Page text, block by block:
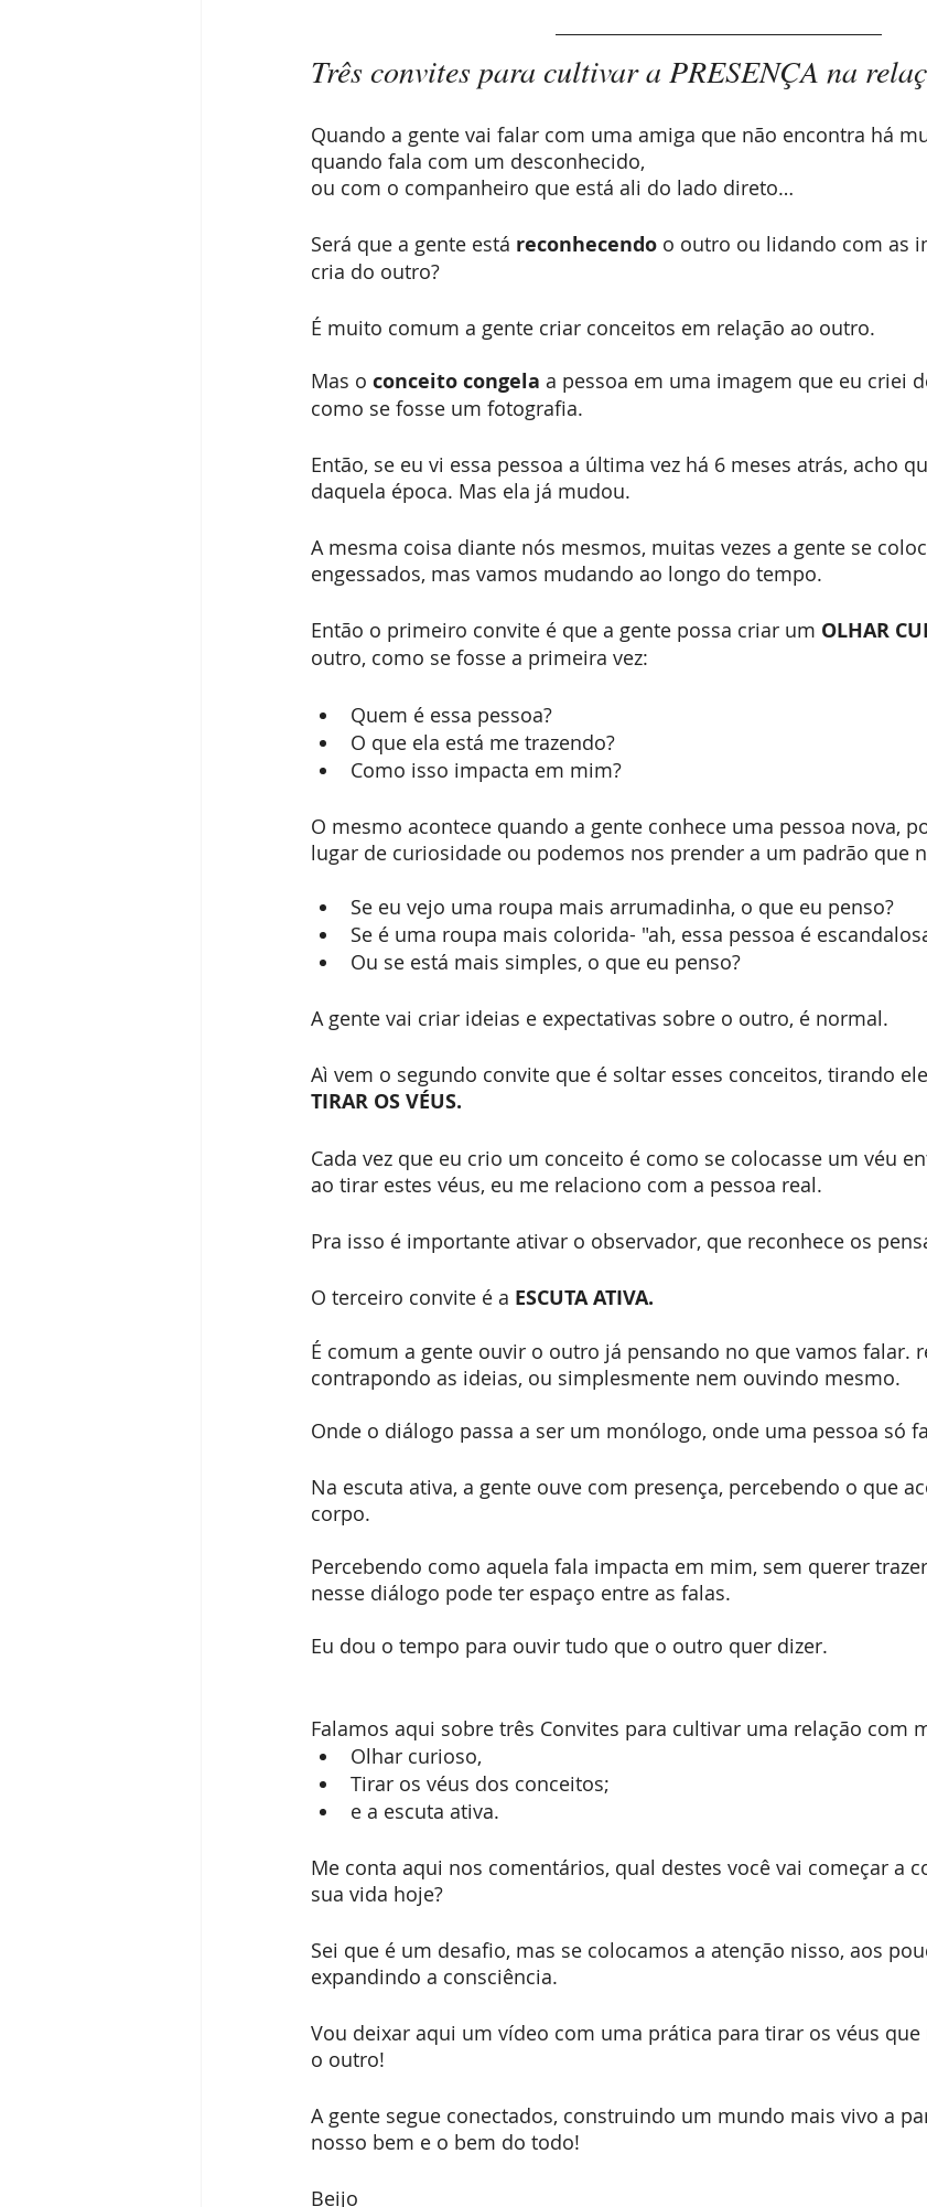
Três convites para cultivar a PRESENÇA na
Quando a gente vai falar com uma amiga que não encontra há
quando fala com um desconhecido,
ou com o companheiro que está ali do lado direto…
Será que a gente está reconhecendo o outro ou lidando com as
cria do outro?
É muito comum a gente criar conceitos em relação ao outro.
Mas o conceito congela a pessoa em uma imagem que eu criei
como se fosse um fotografia.
Então, se eu vi essa pessoa a última vez há 6 meses atrás, acho
daquela época. Mas ela já mudou.
A mesma coisa diante nós mesmos, muitas vezes a gente se
engessados, mas vamos mudando ao longo do tempo.
Então o primeiro convite é que a gente possa criar um OLHAR
outro, como se fosse a primeira vez:
Quem é essa pessoa?
O que ela está me trazendo?
Como isso impacta em mim?
O mesmo acontece quando a gente conhece uma pessoa nova,
lugar de curiosidade ou podemos nos prender a um padrão que
Se eu vejo uma roupa mais arrumadinha, o que eu penso?
Se é uma roupa mais colorida- "ah, essa pessoa é
Ou se está mais simples, o que eu penso?
A gente vai criar ideias e expectativas sobre o outro, é normal.
Aì vem o segundo convite que é soltar esses conceitos, tirando
TIRAR OS VÉUS.
Cada vez que eu crio um conceito é como se colocasse um véu
ao tirar estes véus, eu me relaciono com a pessoa real.
Pra isso é importante ativar o observador, que reconhece os
O terceiro convite é a ESCUTA ATIVA.
É comum a gente ouvir o outro já pensando no que vamos falar.
contrapondo as ideias, ou simplesmente nem ouvindo mesmo.
Onde o diálogo passa a ser um monólogo, onde uma pessoa só
Na escuta ativa, a gente ouve com presença, percebendo o que
corpo.
Percebendo como aquela fala impacta em mim, sem querer
nesse diálogo pode ter espaço entre as falas.
Eu dou o tempo para ouvir tudo que o outro quer dizer.
Falamos aqui sobre três Convites para cultivar uma relação com
Olhar curioso,
Tirar os véus dos conceitos;
e a escuta ativa.
Me conta aqui nos comentários, qual destes você vai começar a
sua vida hoje?
Sei que é um desafio, mas se colocamos a atenção nisso, aos
expandindo a consciência.
Vou deixar aqui um vídeo com uma prática para tirar os véus
o outro!
A gente segue conectados, construindo um mundo mais vivo a
nosso bem e o bem do todo!
Beijo